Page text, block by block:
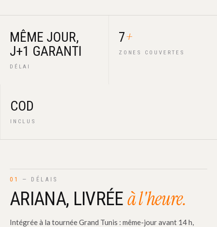
MÊME JOUR,
J+1 GARANTI
DÉLAI
7+
ZONES COUVERTES
COD
INCLUS
01 — DÉLAIS
ARIANA, LIVRÉE à l'heure.
Intégrée à la tournée Grand Tunis : même-jour avant 14 h,